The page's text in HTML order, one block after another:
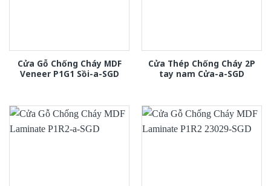
Cửa Gỗ Chống Cháy MDF
Veneer P1G1 Sồi-a-SGD
Cửa Thép Chống Cháy 2P
tay nam Cửa-a-SGD